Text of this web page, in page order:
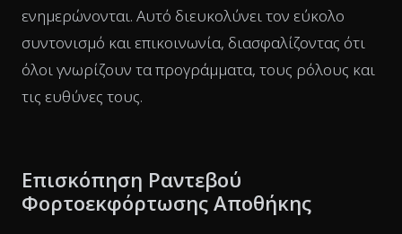
ενημερώνονται. Αυτό διευκολύνει τον εύκολο
συντονισμό και επικοινωνία, διασφαλίζοντας ότι
όλοι γνωρίζουν τα προγράμματα, τους ρόλους και
τις ευθύνες τους.
Επισκόπηση Ραντεβού
Φορτοεκφόρτωσης Αποθήκης